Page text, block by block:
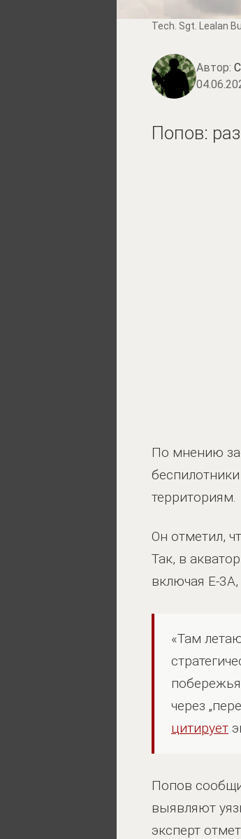
Tech. Sgt. Lealan
Автор:
Попов:
По мнению
территориям.
Он отметил,
Так, в
включая E-
«Там
через
цитирует
Попов
выявляют
эксперт